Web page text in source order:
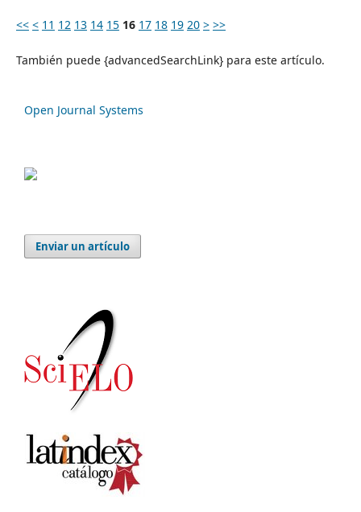
<< < 11 12 13 14 15 16 17 18 19 20 > >>
También puede {advancedSearchLink} para este artículo.
Open Journal Systems
Enviar un artículo